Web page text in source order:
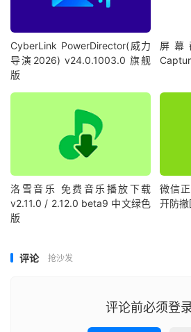
CyberLink PowerDirector(威力
导演2026) v24.0.1003.0 旗舰
版
屏幕
洛雪音乐 免费音乐播放下载
v2.11.0 / 2.12.0 beta9 中文绿色
版
微信
开防
评论 抢沙发
评论前必须登录